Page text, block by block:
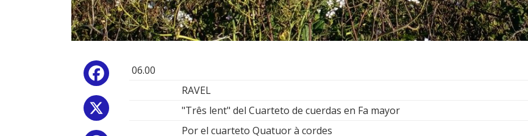
Facebook
06.00
RAVEL
"Três lent" del Cuarteto de cuerdas en Fa mayor
Por el cuarteto Quatuor à cordes